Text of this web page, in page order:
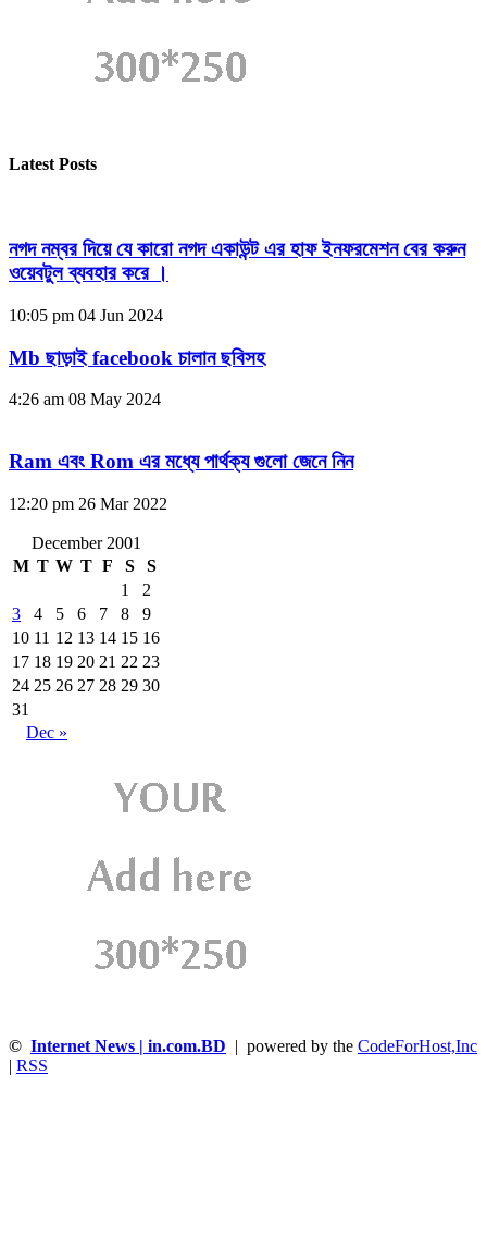
Latest Posts
নগদ নম্বর দিয়ে যে কারো নগদ একাউন্ট এর হাফ ইনফরমেশন বের করুন
ওয়েবটুল ব্যবহার করে ।
10:05 pm 04 Jun 2024
Mb ছাড়াই facebook চালান ছবিসহ
4:26 am 08 May 2024
Ram এবং Rom এর মধ্যে পার্থক্য গুলো জেনে নিন
12:20 pm 26 Mar 2022
December 2001
M T W T F S
S
1
2
3
4 5 6 7 8
9
10 11 12 13 14 15 16
17 18 19 20 21 22 23
24 25 26 27 28 29 30
31
Dec »
© Internet News | in.com.BD | powered by the CodeForHost,Inc
| RSS